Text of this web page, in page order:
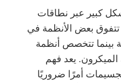
كبير عبر نطاقات
بعض الأنظمة في
بينما تتخصص أنظمة
يعد فهم
أمرًا ضروريًا